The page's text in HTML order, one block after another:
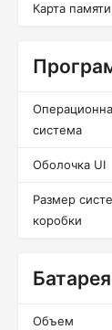
Карта памяти
система
Оболочка UI
Размер
коробки
Батарея
Объем